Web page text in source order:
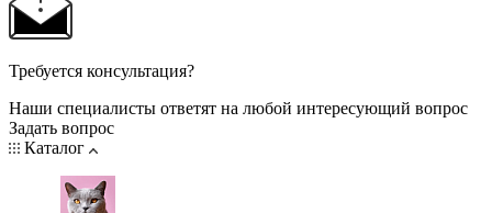
Требуется консультация?
Наши специалисты ответят на любой интересующий вопрос
Задать вопрос
Каталог